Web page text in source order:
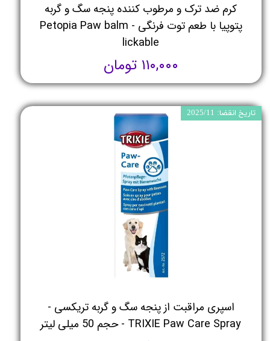
کرم ضد ترک و مرطوب کننده پنجه سگ و گربه
پتوپیا با طعم توت فرنگی - Petopia Paw balm
lickable
۱۱۰,۰۰۰ تومان
اسپری مراقبت از پنجه سگ و گربه تریکسی -
TRIXIE Paw Care Spray - حجم 50 میلی لیتر
تاریخ انقضا: 2025/11